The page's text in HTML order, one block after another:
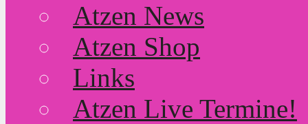
Atzen News
Atzen Shop
Links
Atzen Live Termine!